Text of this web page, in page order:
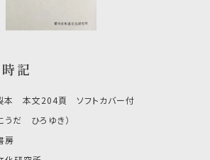
記
製本 本文204頁 ソフトカバー付
うだ ひろゆき）
房